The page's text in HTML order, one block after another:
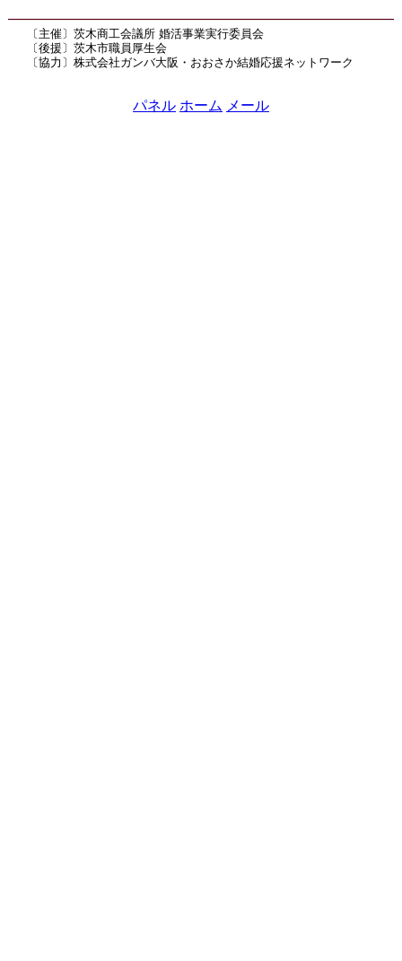
〔主催〕茨木商工会議所 婚活事業実行委員会
〔後援〕茨木市職員厚生会
〔協力〕株式会社ガンバ大阪・おおさか結婚応援ネットワーク
パネル ホーム メール